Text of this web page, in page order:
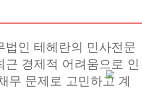
법인 테헤란의 민사전문
근 경제적 어려움으로 인
무 문제로 고민하고 계